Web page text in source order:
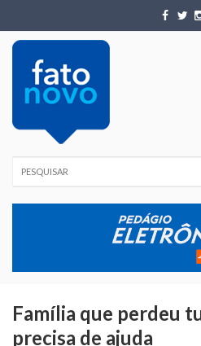
Família que perdeu
precisa de ajuda